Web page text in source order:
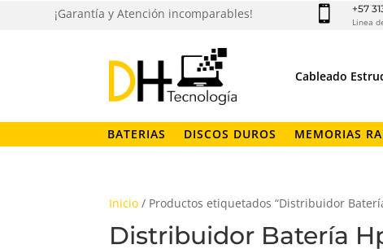
¡Garantía y Atención incomparables!  +57
Linea
Cableado
BATERIAS DISCOS DUROS MEMORIAS
Inicio / Productos etiquetados “Distribuidor
Distribuidor Batería